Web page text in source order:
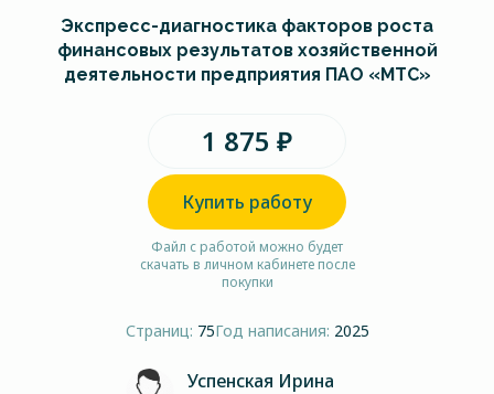
Экспресс-диагностика факторов роста
финансовых результатов хозяйственной
деятельности предприятия ПАО «МТС»
1 875 ₽
Купить работу
Файл с работой можно будет
скачать в личном кабинете после
покупки
Страниц: 75Год написания: 2025
Успенская Ирина